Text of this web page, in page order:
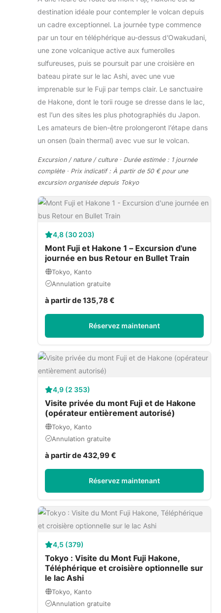
destination idéale pour contempler le volcan depuis
un cadre exceptionnel. La journée type commence
par un tour en téléphérique au-dessus d’Owakudani,
une zone volcanique active aux fumerolles
sulfureuses, puis se poursuit par une croisière en
bateau pirate sur le lac Ashi, avec une vue
imprenable sur le Fuji par temps clair. Le sanctuaire
de Hakone, dont le torii rouge se dresse dans le lac,
est l’un des sites les plus photographiés du Japon.
Les amateurs de bien-être prolongeront l’étape dans
un onsen (bain thermal) avec vue sur le volcan.
Excursion / nature / culture · Durée estimée : 1 journée
complète · Prix indicatif : À partir de 50 € pour une
excursion organisée depuis Tokyo
4,8 (30 203)
Mont Fuji et Hakone 1 – Excursion d'une
journée en bus Retour en Bullet Train
Tokyo, Kanto
Annulation gratuite
à partir de 135,78 €
Réservez maintenant
4,9 (2 353)
Visite privée du mont Fuji et de Hakone
(opérateur entièrement autorisé)
Tokyo, Kanto
Annulation gratuite
à partir de 432,99 €
Réservez maintenant
4,5 (379)
Tokyo : Visite du Mont Fuji Hakone,
Téléphérique et croisière optionnelle sur
le lac Ashi
Tokyo, Kanto
Annulation gratuite